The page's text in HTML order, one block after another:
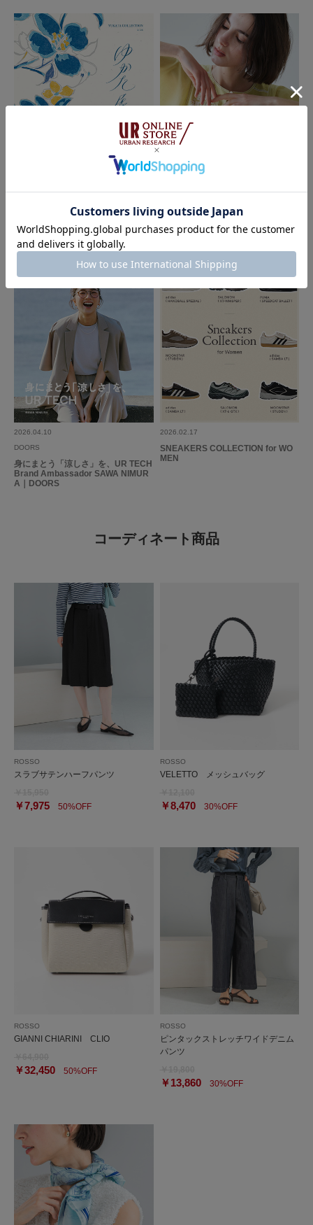
画像では明るめに見えましたが、ややグレー寄りの色味でした。これはこれ
で仕事用にも使うので気に入ってます。
袖のデザインなど変わっていてかわいいです。
生地がもう少し柔らかめだったら星５つでした。
続きを読む
Like!
もっと見る
2026.06.12
2026.05.08
SHIRT & BLOUSE 2026 SUMMER
2026.04.10
DOORS
身にまとう「涼しさ」を、UR TECH
Brand Ambassador SAWA NIMUR
A｜DOORS
2026.02.17
SNEAKERS COLLECTION for WO
MEN
コーディネート商品
ROSSO
スラブサテンハーフパンツ
￥7,975 50%OFF
ROSSO
VELETTO メッシュバッグ
￥8,47030%OFF
ROSSO
GIANNI CHIARINI CLIO
￥32,450 50%OFF
ROSSO
ピンタックストレッチワイドデニム
パンツ
￥13,86030%OFF